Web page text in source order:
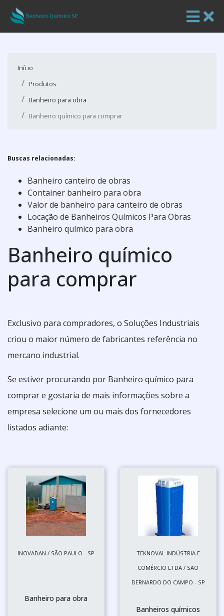
Início
Produtos
Banheiro para obra
Banheiro químico para comprar
Buscas relacionadas:
Banheiro canteiro de obras
Container banheiro para obra
Valor de banheiro para canteiro de obras
Locação de Banheiros Químicos Para Obras
Banheiro químico para obra
Banheiro químico
para comprar
Exclusivo para compradores, o Soluções Industriais
criou o maior número de fabricantes referência no
mercano industrial.
Se estiver procurando por Banheiro químico para
comprar e gostaria de mais informações sobre a
empresa selecione um ou mais dos fornecedores
listados adiante:
INOVABAN / SÃO PAULO - SP
Banheiro para obra
TEKNOVAL INDÚSTRIA E
COMÉRCIO LTDA / SÃO
BERNARDO DO CAMPO - SP
Banheiros químicos